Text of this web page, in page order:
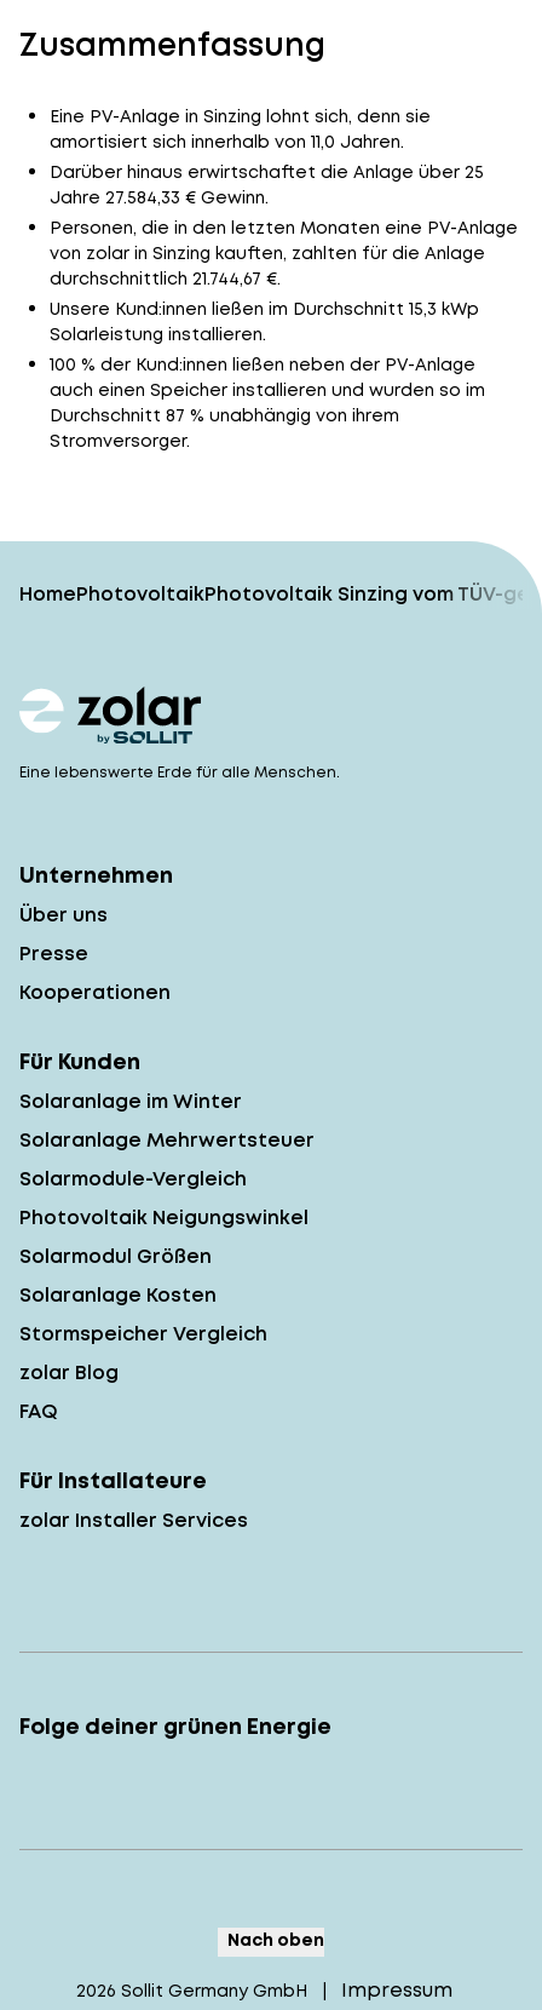
Zusammenfassung
Eine PV-Anlage in Sinzing lohnt sich, denn sie
amortisiert sich innerhalb von 11,0 Jahren.
Darüber hinaus erwirtschaftet die Anlage über 25
Jahre 27.584,33 € Gewinn.
Personen, die in den letzten Monaten eine PV-Anlage
von zolar in Sinzing kauften, zahlten für die Anlage
durchschnittlich 21.744,67 €.
Unsere Kund:innen ließen im Durchschnitt 15,3 kWp
Solarleistung installieren.
100 % der Kund:innen ließen neben der PV-Anlage
auch einen Speicher installieren und wurden so im
Durchschnitt 87 % unabhängig von ihrem
Stromversorger.
HomePhotovoltaikPhotovoltaik Sinzing vom TÜV-
Eine lebenswerte Erde für alle Menschen.
Unternehmen
Über uns
Presse
Kooperationen
Für Kunden
Solaranlage im Winter
Solaranlage Mehrwertsteuer
Solarmodule-Vergleich
Photovoltaik Neigungswinkel
Solarmodul Größen
Solaranlage Kosten
Stormspeicher Vergleich
zolar Blog
FAQ
Für Installateure
zolar Installer Services
Folge deiner grünen Energie
Nach oben
2026 Sollit Germany GmbH | Impressum